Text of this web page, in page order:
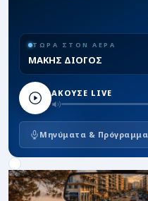
ΤΩΡΑ ΣΤΟΝ ΑΕΡΑ
ΜΑΚΗΣ ΔΙΟΓΟΣ
ΑΚΟΥΣΕ LIVE
Μηνύματα & Πρόγραμμα